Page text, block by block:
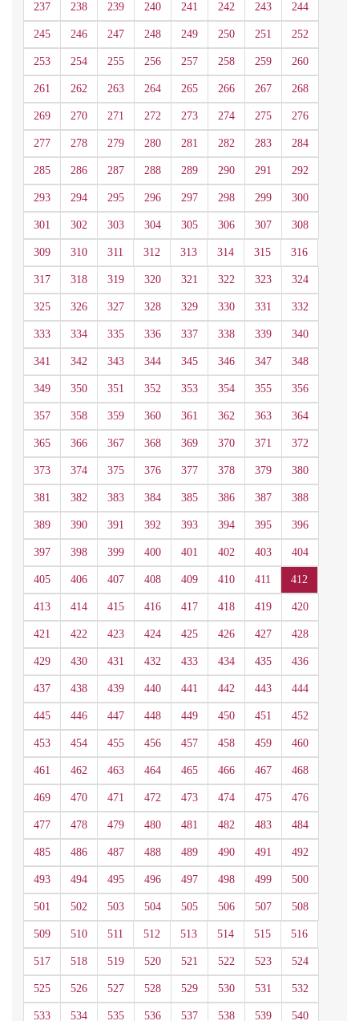
237 238 239 240 241 242 243 244
245 246 247 248 249 250 251 252
253 254 255 256 257 258 259 260
261 262 263 264 265 266 267 268
269 270 271 272 273 274 275 276
277 278 279 280 281 282 283 284
285 286 287 288 289 290 291 292
293 294 295 296 297 298 299 300
301 302 303 304 305 306 307 308
309 310 311 312 313 314 315 316
317 318 319 320 321 322 323 324
325 326 327 328 329 330 331 332
333 334 335 336 337 338 339 340
341 342 343 344 345 346 347 348
349 350 351 352 353 354 355 356
357 358 359 360 361 362 363 364
365 366 367 368 369 370 371 372
373 374 375 376 377 378 379 380
381 382 383 384 385 386 387 388
389 390 391 392 393 394 395 396
397 398 399 400 401 402 403 404
405 406 407 408 409 410 411 412
413 414 415 416 417 418 419 420
421 422 423 424 425 426 427 428
429 430 431 432 433 434 435 436
437 438 439 440 441 442 443 444
445 446 447 448 449 450 451 452
453 454 455 456 457 458 459 460
461 462 463 464 465 466 467 468
469 470 471 472 473 474 475 476
477 478 479 480 481 482 483 484
485 486 487 488 489 490 491 492
493 494 495 496 497 498 499 500
501 502 503 504 505 506 507 508
509 510 511 512 513 514 515 516
517 518 519 520 521 522 523 524
525 526 527 528 529 530 531 532
533 534 535 536 537 538 539 540